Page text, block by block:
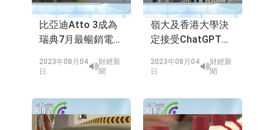
比亞迪Atto 3成為
瑞典7月最暢銷電動
2023年08月04
日
財經新
聞
嶺大及香港大學決
定接受ChatGPT
供教學之用
2023年08月04
日
財經新
聞